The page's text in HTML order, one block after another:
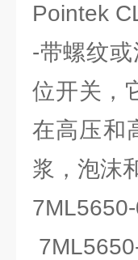
Pointek
-带螺纹
位开关，
在高压和
浆，泡沫